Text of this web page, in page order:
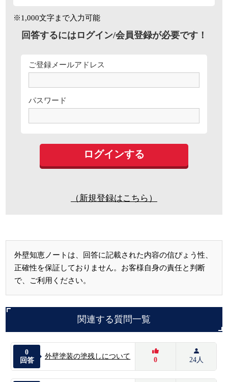
※1,000文字まで入力可能
回答するにはログイン/会員登録が必要です！
ご登録メールアドレス
パスワード
（新規登録はこちら）
外壁知恵ノートは、回答に記載された内容の信ぴょう性、
正確性を保証しておりません。お客様自身の責任と判断
で、ご利用ください。
関連する質問一覧
0
回答
外壁塗装の塗残しについて 0 24人